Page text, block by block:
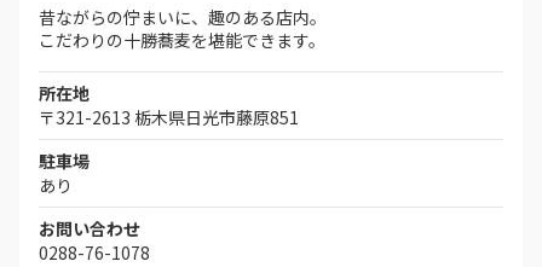
昔ながらの佇まいに、趣のある店内。
こだわりの十勝蕎麦を堪能できます。
所在地
〒321-2613 栃木県日光市藤原851
駐車場
あり
お問い合わせ
0288-76-1078